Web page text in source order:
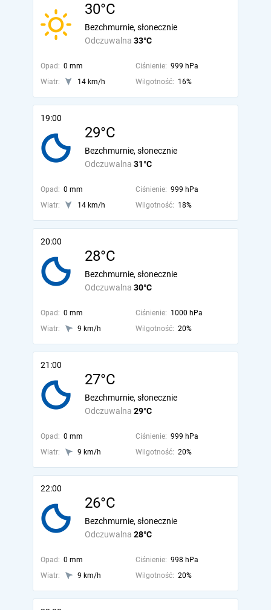
30°C
Odczuwalna 33°C
Bezchmurnie, słonecznie
Opad: 0 mm Ciśnienie: 999 hPa
Wiatr:
14 km/h Wilgotność: 16%
19:00
29°C
Odczuwalna 31°C
Bezchmurnie, słonecznie
Opad: 0 mm Ciśnienie: 999 hPa
Wiatr:
14 km/h Wilgotność: 18%
20:00
28°C
Odczuwalna 30°C
Bezchmurnie, słonecznie
Opad: 0 mm Ciśnienie: 1000 hPa
Wiatr:
9 km/h Wilgotność: 20%
21:00
27°C
Odczuwalna 29°C
Bezchmurnie, słonecznie
Opad: 0 mm Ciśnienie: 999 hPa
Wiatr:
9 km/h Wilgotność: 20%
22:00
26°C
Odczuwalna 28°C
Bezchmurnie, słonecznie
Opad: 0 mm Ciśnienie: 998 hPa
Wiatr:
9 km/h Wilgotność: 20%